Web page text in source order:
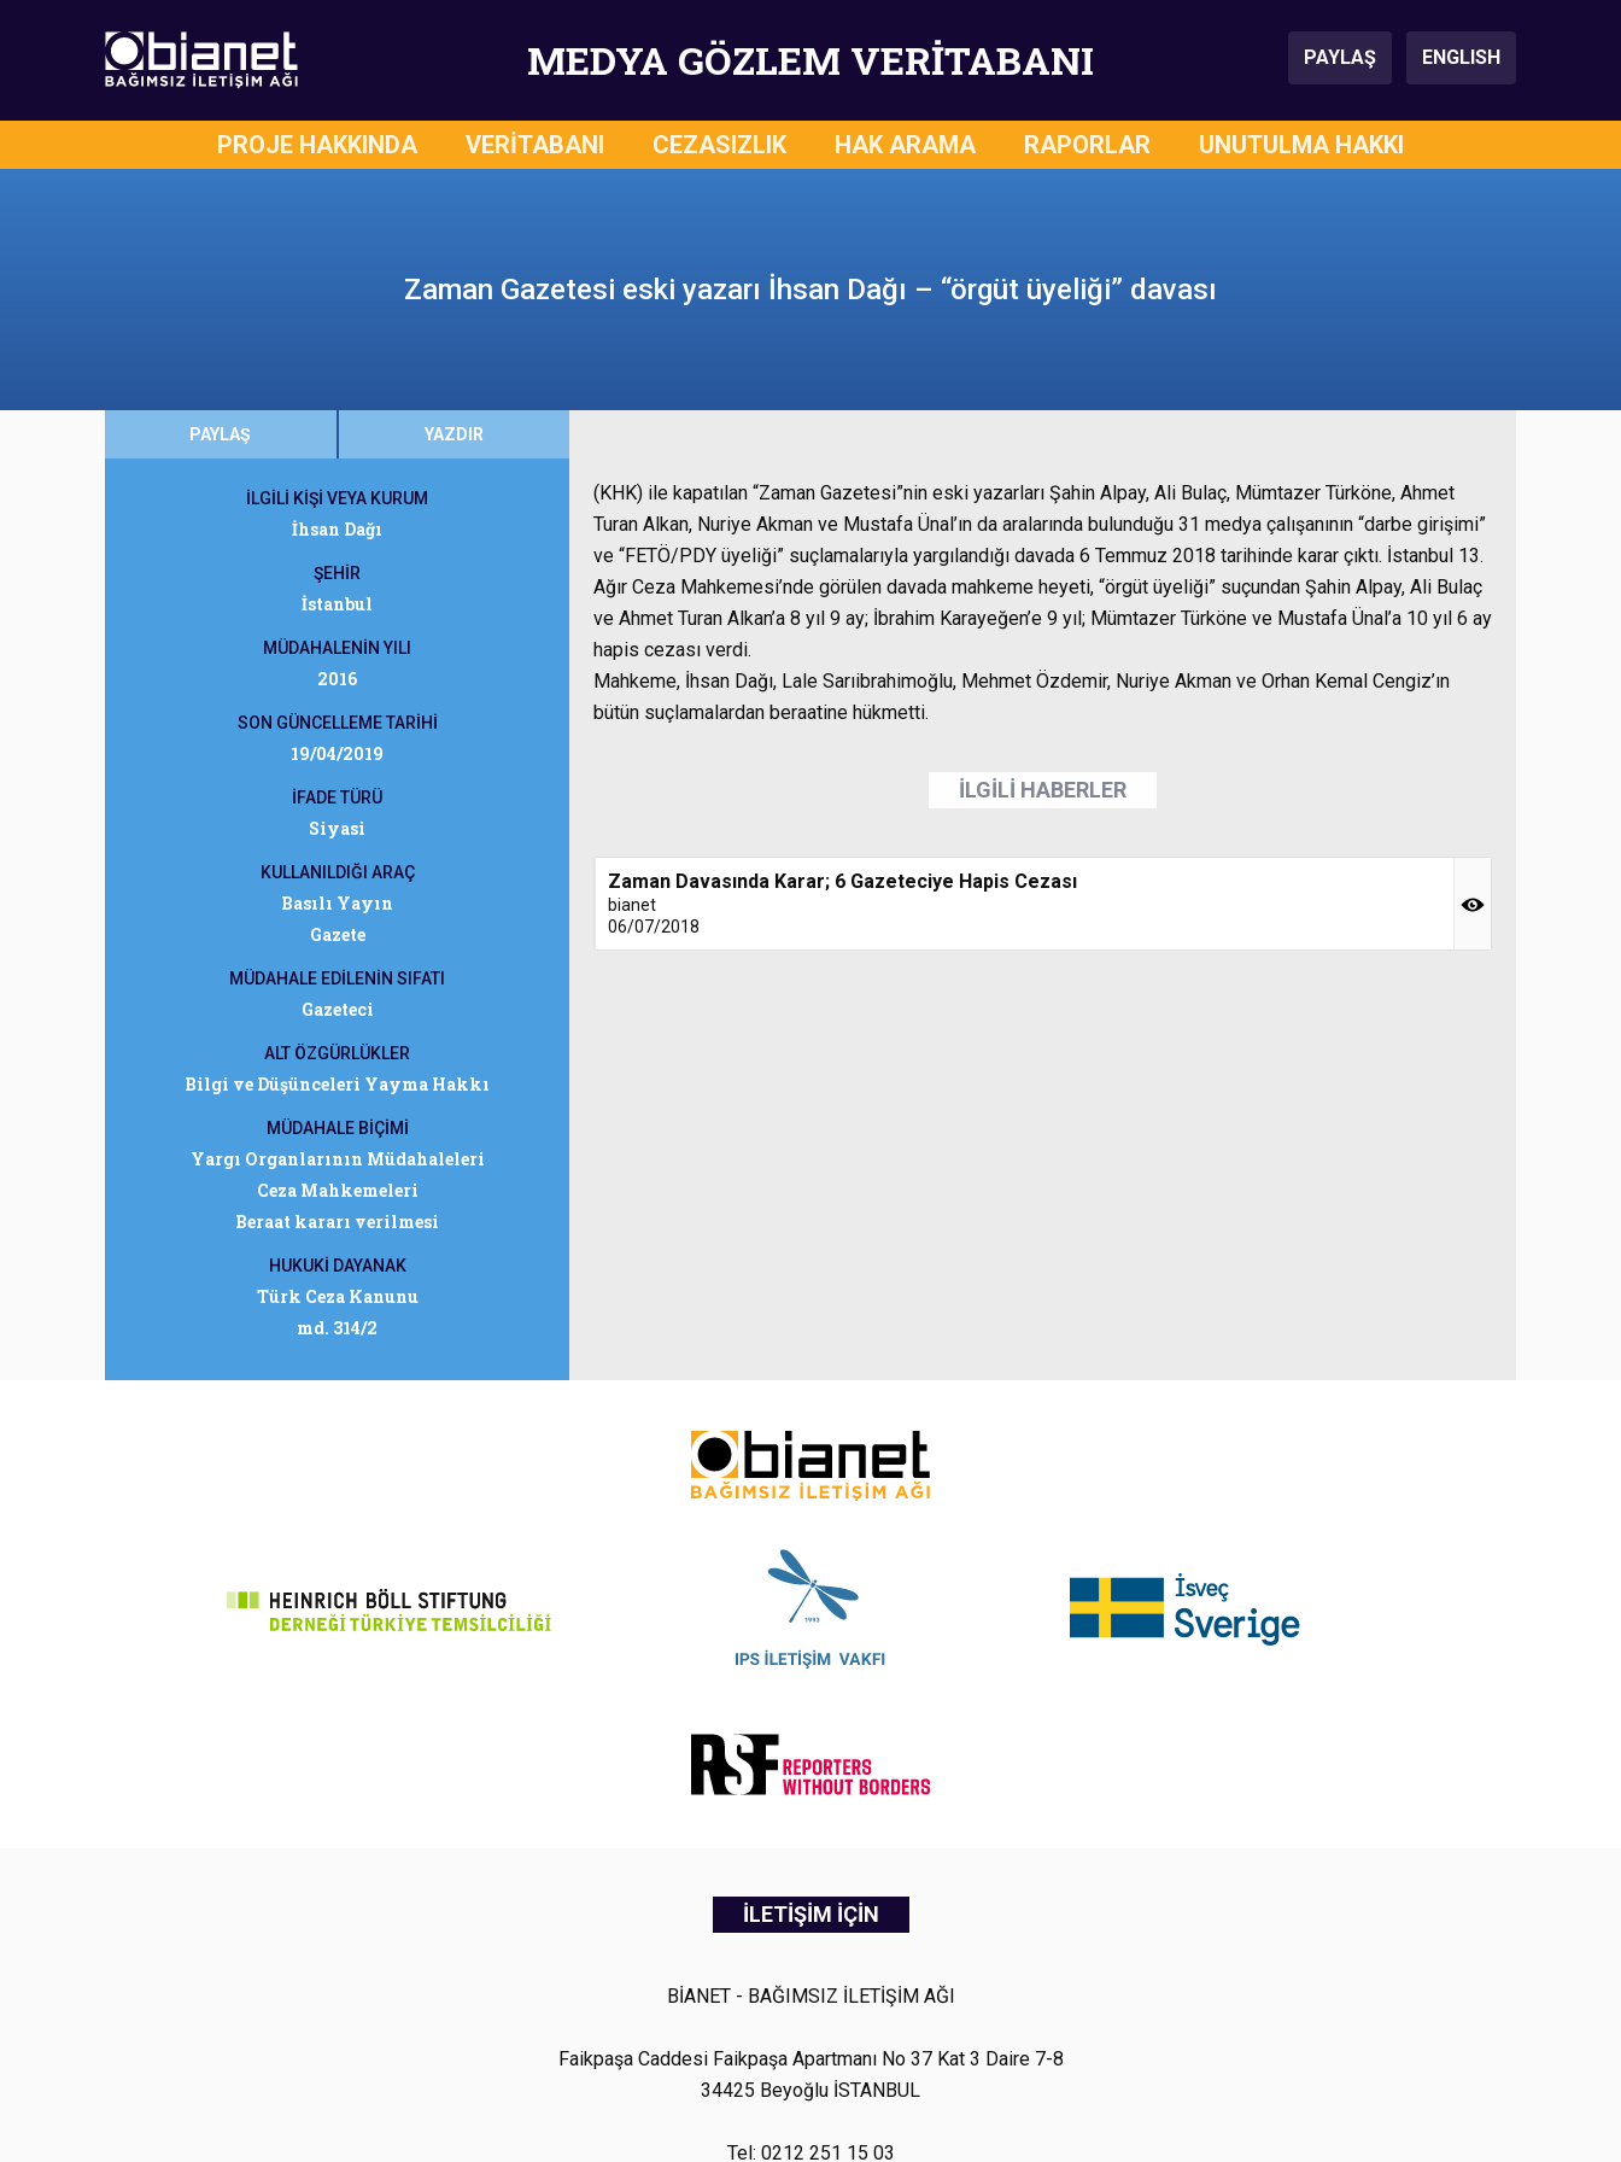
MEDYA GÖZLEM VERİTABANI PAYLAŞ ENGLISH
PROJE HAKKINDA VERİTABANI CEZASIZLIK HAK ARAMA RAPORLAR UNUTULMA HAKKI
Zaman Gazetesi eski yazarı İhsan Dağı – “örgüt üyeliği” davası
PAYLAŞ YAZDIR
İLGİLİ KİŞİ VEYA KURUM
İhsan Dağı
ŞEHİR
İstanbul
MÜDAHALENİN YILI
2016
SON GÜNCELLEME TARİHİ
19/04/2019
İFADE TÜRÜ
Siyasi
KULLANILDIĞI ARAÇ
Basılı Yayın
Gazete
MÜDAHALE EDİLENİN SIFATI
Gazeteci
ALT ÖZGÜRLÜKLER
Bilgi ve Düşünceleri Yayma Hakkı
MÜDAHALE BİÇİMİ
Yargı Organlarının Müdahaleleri
Ceza Mahkemeleri
Beraat kararı verilmesi
HUKUKİ DAYANAK
Türk Ceza Kanunu
md. 314/2
(KHK) ile kapatılan “Zaman Gazetesi”nin eski yazarları Şahin Alpay, Ali Bulaç, Mümtazer Türköne, Ahmet
Turan Alkan, Nuriye Akman ve Mustafa Ünal’ın da aralarında bulunduğu 31 medya çalışanının “darbe girişimi”
ve “FETÖ/PDY üyeliği” suçlamalarıyla yargılandığı davada 6 Temmuz 2018 tarihinde karar çıktı. İstanbul 13.
Ağır Ceza Mahkemesi’nde görülen davada mahkeme heyeti, “örgüt üyeliği” suçundan Şahin Alpay, Ali Bulaç
ve Ahmet Turan Alkan’a 8 yıl 9 ay; İbrahim Karayeğen’e 9 yıl; Mümtazer Türköne ve Mustafa Ünal’a 10 yıl 6 ay
hapis cezası verdi.
Mahkeme, İhsan Dağı, Lale Sarıibrahimoğlu, Mehmet Özdemir, Nuriye Akman ve Orhan Kemal Cengiz’ın
bütün suçlamalardan beraatine hükmetti.
İLGİLİ HABERLER
Zaman Davasında Karar; 6 Gazeteciye Hapis Cezası
bianet
06/07/2018
İLETİŞİM İÇİN
BİANET - BAĞIMSIZ İLETİŞİM AĞI
Faikpaşa Caddesi Faikpaşa Apartmanı No 37 Kat 3 Daire 7-8
34425 Beyoğlu İSTANBUL
Tel: 0212 251 15 03